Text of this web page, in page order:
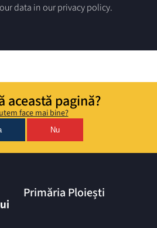
data in our privacy policy.
această pagină?
face mai bine?
Nu
Primăria Ploiești